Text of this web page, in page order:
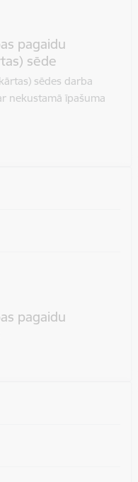
pagaidu
sēde
sēdes darba
nekustamā īpašuma
pagaidu